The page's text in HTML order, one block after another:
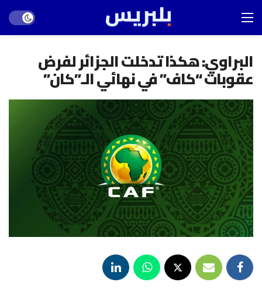
mode
البراوي: هكذا تدخلت الجزائر لفرض
عقوبات “كاف” في نهائي الـ”كان”